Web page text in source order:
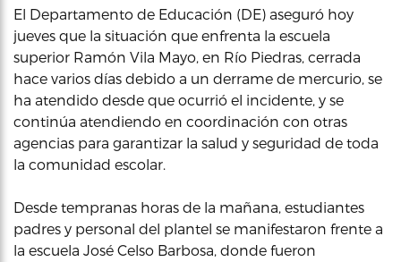
El Departamento de Educación (DE) aseguró hoy
jueves que la situación que enfrenta la escuela
superior Ramón Vila Mayo, en Río Piedras, cerrada
hace varios días debido a un derrame de mercurio, se
ha atendido desde que ocurrió el incidente, y se
continúa atendiendo en coordinación con otras
agencias para garantizar la salud y seguridad de toda
la comunidad escolar.
Desde tempranas horas de la mañana, estudiantes
padres y personal del plantel se manifestaron frente a
la escuela José Celso Barbosa, donde fueron